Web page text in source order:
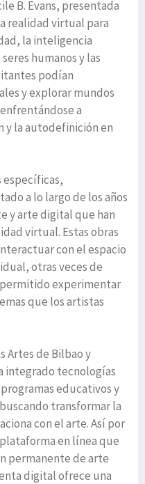
B. Evans, presentada
realidad virtual para
la inteligencia
humanos y las
podían
y explorar mundos
a
y la autodefinición en
específicas,
a lo largo de los años
y arte digital que han
virtual. Estas obras
con el espacio
otras veces de
experimentar
que los artistas
Artes de Bilbao y
integrado tecnologías
educativos y
transformar la
con el arte. Así por
en línea que
permanente de arte
digital ofrece una